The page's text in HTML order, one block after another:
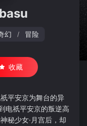
幻 / 冒险
收藏
平安京为舞台的异
电祇平安京的叛逆高
秘少女·月宫后，却